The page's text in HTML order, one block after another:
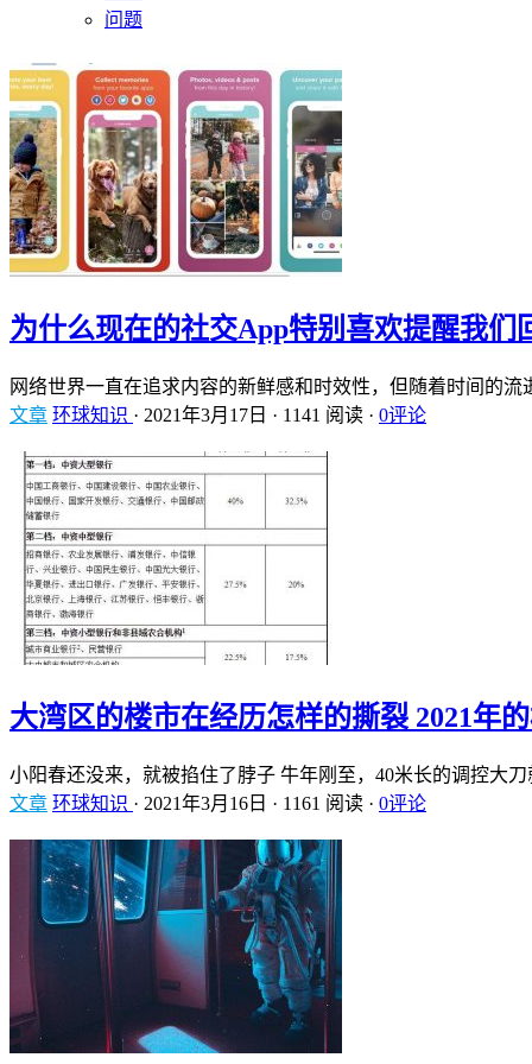
问题
为什么现在的社交App特别喜欢提醒我们
网络世界一直在追求内容的新鲜感和时效性，但随着时间的
文章 环球知识 · 2021年3月17日 · 1141 阅读 · 0评论
大湾区的楼市在经历怎样的撕裂 2021年的
小阳春还没来，就被掐住了脖子 牛年刚至，40米长的调控大
文章 环球知识 · 2021年3月16日 · 1161 阅读 · 0评论